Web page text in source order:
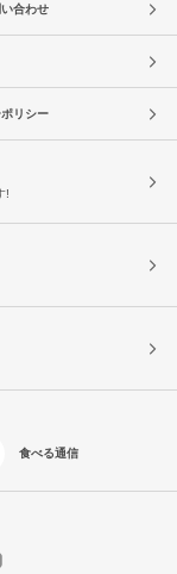
合わせ
リシー
!
食べる通信